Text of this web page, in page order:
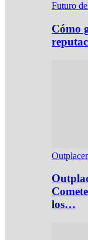
Futuro
Cómo
los…